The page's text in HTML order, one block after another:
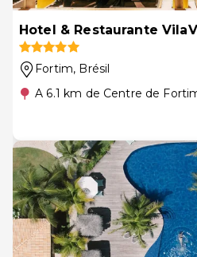
Hotel & Restaurante
Fortim, Brésil
A 6.1 km de Centre de